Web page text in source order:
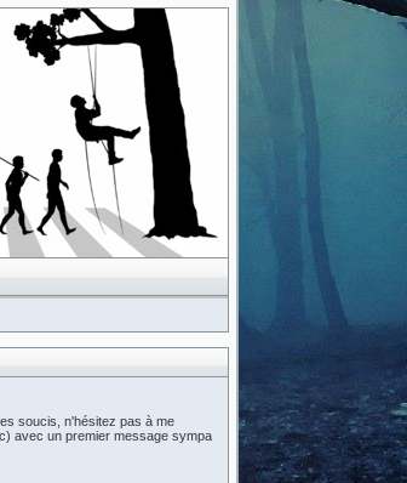
soucis, n'hésitez pas à me
avec un premier message sympa